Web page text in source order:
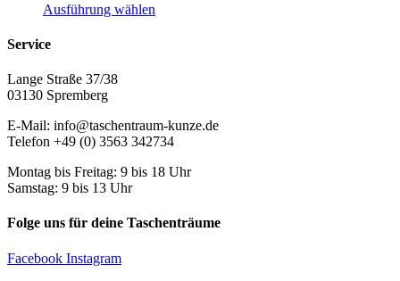
Ausführung wählen
Optionen
können
der
werden
Service
Lange Straße 37/38
03130 Spremberg
E-Mail: info@taschentraum-kunze.de
Telefon +49 (0) 3563 342734
Montag bis Freitag: 9 bis 18 Uhr
Samstag: 9 bis 13 Uhr
Folge uns für deine Taschenträume
Facebook Instagram